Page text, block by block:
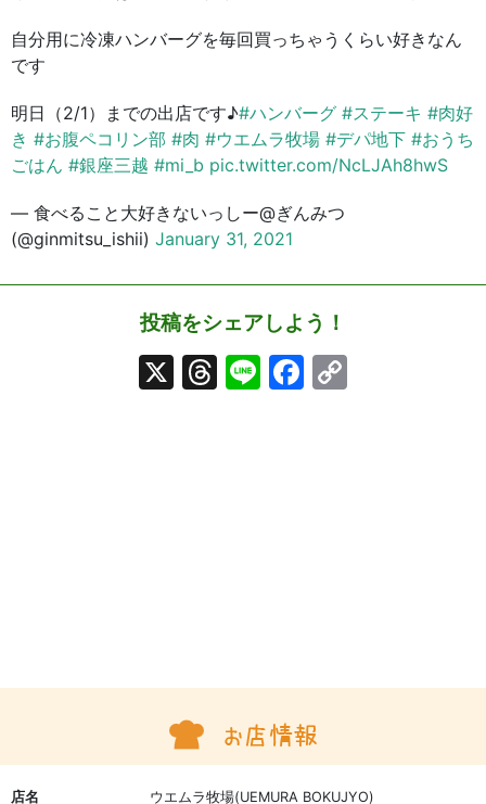
自分用に冷凍ハンバーグを毎回買っちゃうくらい好きなん
です
明日（2/1）までの出店です♪#ハンバーグ #ステーキ #肉好
き #お腹ペコリン部 #肉 #ウエムラ牧場 #デパ地下 #おうち
ごはん #銀座三越 #mi_b pic.twitter.com/NcLJAh8hwS
— 食べること大好きないっしー@ぎんみつ
(@ginmitsu_ishii) January 31, 2021
投稿をシェアしよう！
X Threads
LineFacebook
店名 ウエムラ牧場(UEMURA BOKUJYO)